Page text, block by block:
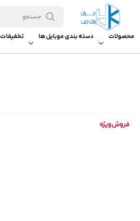
محصولات دسته بندی موبایل ها تخفیفات